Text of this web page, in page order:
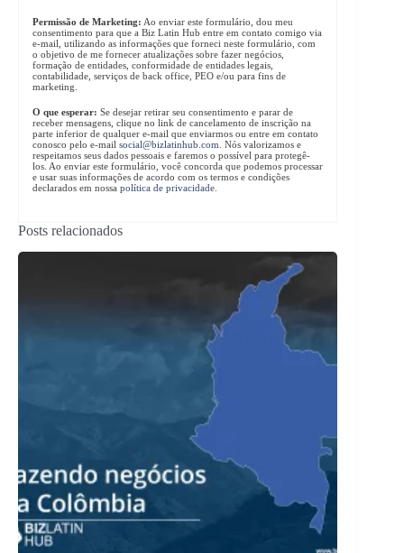
Permissão de Marketing: Ao enviar este formulário, dou meu
consentimento para que a Biz Latin Hub entre em contato comigo via
e-mail, utilizando as informações que forneci neste formulário, com
o objetivo de me fornecer atualizações sobre fazer negócios,
formação de entidades, conformidade de entidades legais,
contabilidade, serviços de back office, PEO e/ou para fins de
marketing.
O que esperar: Se desejar retirar seu consentimento e parar de
receber mensagens, clique no link de cancelamento de inscrição na
parte inferior de qualquer e-mail que enviarmos ou entre em contato
conosco pelo e-mail social@bizlatinhub.com . Nós valorizamos e
respeitamos seus dados pessoais e faremos o possível para protegê-
los. Ao enviar este formulário, você concorda que podemos processar
e usar suas informações de acordo com os termos e condições
declarados em nossa política de privacidade
Posts relacionados